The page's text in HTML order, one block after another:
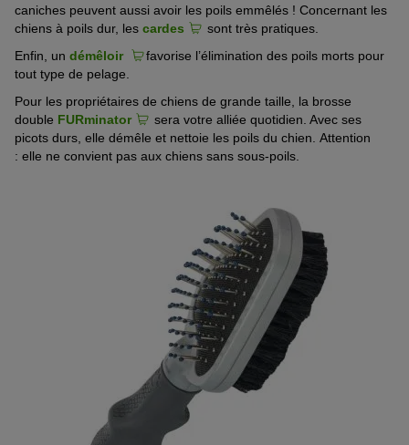
caniches peuvent aussi avoir les poils emmêlés ! Concernant les
chiens à poils dur, les cardes
sont très pratiques.
Enfin, un démêloir
favorise l’élimination des poils morts pour
tout type de pelage
Pour les propriétaires de chiens de grande taille, la brosse
double FURminator
sera votre alliée quotidien. Avec ses
picots durs, elle démêle et nettoie les poils du chien. Attention
: elle ne convient pas aux chiens sans sous-poils.